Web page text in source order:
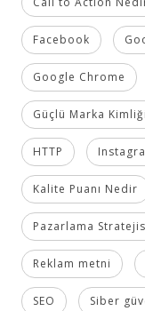
Facebook
Google Chrome
Güçlü Marka
HTTP
Kalite Puanı Nedir
Pazarlama
Reklam metni
SEO Siber